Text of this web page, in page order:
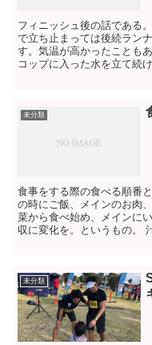
フィニッシュ後の話である
で立ち止まっては後続ラン
す。気温が高かったことも
コップに入った水を立て続
未分類
食事をする際の食べる順番
の時にご飯、メインのお肉
菜から食べ始め、メインに
収に変化を。というもの。
未分類